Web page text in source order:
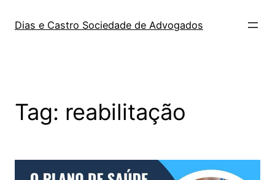
Dias e Castro Sociedade de Advogados
Tag: reabilitação